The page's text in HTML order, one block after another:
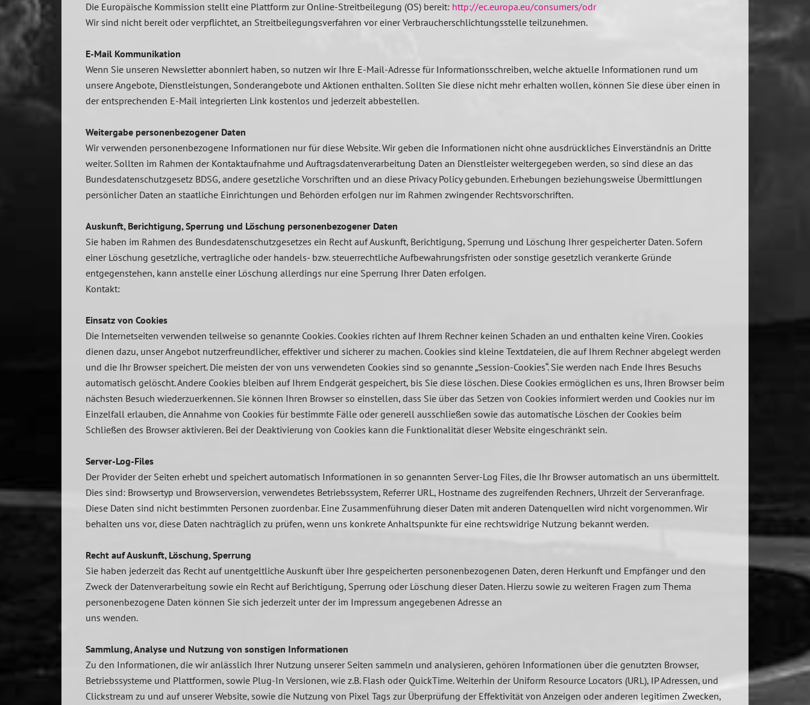
Die Europäische Kommission stellt eine Plattform zur Online-Streitbeilegung (OS) bereit: http://ec.europa.eu/consumers/odr
Wir sind nicht bereit oder verpflichtet, an Streitbeilegungsverfahren vor einer Verbraucherschlichtungsstelle teilzunehmen.
E-Mail Kommunikation
Wenn Sie unseren Newsletter abonniert haben, so nutzen wir Ihre E-Mail-Adresse für Informationsschreiben, welche aktuelle Informationen rund um
unsere Angebote, Dienstleistungen, Sonderangebote und Aktionen enthalten. Sollten Sie diese nicht mehr erhalten wollen, können Sie diese über einen in
der entsprechenden E-Mail integrierten Link kostenlos und jederzeit abbestellen.
Weitergabe personenbezogener Daten
Wir verwenden personenbezogene Informationen nur für diese Website. Wir geben die Informationen nicht ohne ausdrückliches Einverständnis an Dritte
weiter. Sollten im Rahmen der Kontaktaufnahme und Auftragsdatenverarbeitung Daten an Dienstleister weitergegeben werden, so sind diese an das
Bundesdatenschutzgesetz BDSG, andere gesetzliche Vorschriften und an diese Privacy Policy gebunden. Erhebungen beziehungsweise Übermittlungen
persönlicher Daten an staatliche Einrichtungen und Behörden erfolgen nur im Rahmen zwingender Rechtsvorschriften.
Auskunft, Berichtigung, Sperrung und Löschung personenbezogener Daten
Sie haben im Rahmen des Bundesdatenschutzgesetzes ein Recht auf Auskunft, Berichtigung, Sperrung und Löschung Ihrer gespeicherter Daten. Sofern
einer Löschung gesetzliche, vertragliche oder handels- bzw. steuerrechtliche Aufbewahrungsfristen oder sonstige gesetzlich verankerte Gründe
entgegenstehen, kann anstelle einer Löschung allerdings nur eine Sperrung Ihrer Daten erfolgen.
Kontakt:
Einsatz von Cookies
Die Internetseiten verwenden teilweise so genannte Cookies. Cookies richten auf Ihrem Rechner keinen Schaden an und enthalten keine Viren. Cookies
dienen dazu, unser Angebot nutzerfreundlicher, effektiver und sicherer zu machen. Cookies sind kleine Textdateien, die auf Ihrem Rechner abgelegt werden
und die Ihr Browser speichert. Die meisten der von uns verwendeten Cookies sind so genannte „Session-Cookies“. Sie werden nach Ende Ihres Besuchs
automatisch gelöscht. Andere Cookies bleiben auf Ihrem Endgerät gespeichert, bis Sie diese löschen. Diese Cookies ermöglichen es uns, Ihren Browser beim
nächsten Besuch wiederzuerkennen. Sie können Ihren Browser so einstellen, dass Sie über das Setzen von Cookies informiert werden und Cookies nur im
Einzelfall erlauben, die Annahme von Cookies für bestimmte Fälle oder generell ausschließen sowie das automatische Löschen der Cookies beim
Schließen des Browser aktivieren. Bei der Deaktivierung von Cookies kann die Funktionalität dieser Website eingeschränkt sein.
Server-Log-Files
Der Provider der Seiten erhebt und speichert automatisch Informationen in so genannten Server-Log Files, die Ihr Browser automatisch an uns übermittelt.
Dies sind: Browsertyp und Browserversion, verwendetes Betriebssystem, Referrer URL, Hostname des zugreifenden Rechners, Uhrzeit der Serveranfrage.
Diese Daten sind nicht bestimmten Personen zuordenbar. Eine Zusammenführung dieser Daten mit anderen Datenquellen wird nicht vorgenommen. Wir
behalten uns vor, diese Daten nachträglich zu prüfen, wenn uns konkrete Anhaltspunkte für eine rechtswidrige Nutzung bekannt werden.
Recht auf Auskunft, Löschung, Sperrung
Sie haben jederzeit das Recht auf unentgeltliche Auskunft über Ihre gespeicherten personenbezogenen Daten, deren Herkunft und Empfänger und den
Zweck der Datenverarbeitung sowie ein Recht auf Berichtigung, Sperrung oder Löschung dieser Daten. Hierzu sowie zu weiteren Fragen zum Thema
personenbezogene Daten können Sie sich jederzeit unter der im Impressum angegebenen Adresse an
uns wenden.
Sammlung, Analyse und Nutzung von sonstigen Informationen
Zu den Informationen, die wir anlässlich Ihrer Nutzung unserer Seiten sammeln und analysieren, gehören Informationen über die genutzten Browser,
Betriebssysteme und Plattformen, sowie Plug-In Versionen, wie z.B. Flash oder QuickTime. Weiterhin der Uniform Resource Locators (URL), IP Adressen, und
Clickstream zu und auf unserer Website, sowie die Nutzung von Pixel Tags zur Überprüfung der Effektivität von Anzeigen oder anderen legitimen Zwecken,